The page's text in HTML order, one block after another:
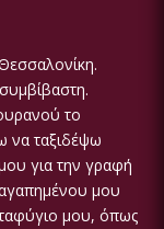
το
να ταξιδέψω
για την γραφή
μου
μου, όπως